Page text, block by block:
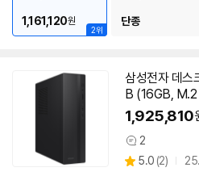
2위
1,161,120원 단종
삼성전자 데
B (16GB, M.2
1,925,810
상
품
2
별
5.0 (상
2)